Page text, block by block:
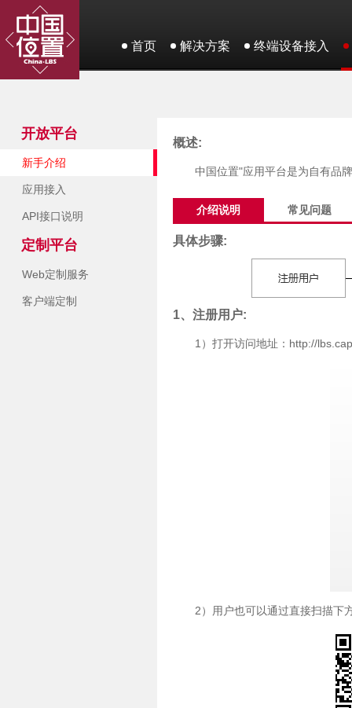
首页 解决方案 终端设备接入
开放平台
新手介绍
应用接入
API接口说明
定制平台
Web定制服务
客户端定制
概述:
中国位置"应用平台是为自有品
介绍说明 常见问题
具体步骤:
1、注册用户:
1）打开访问地址：http://
2）用户也可以通过直接扫描下